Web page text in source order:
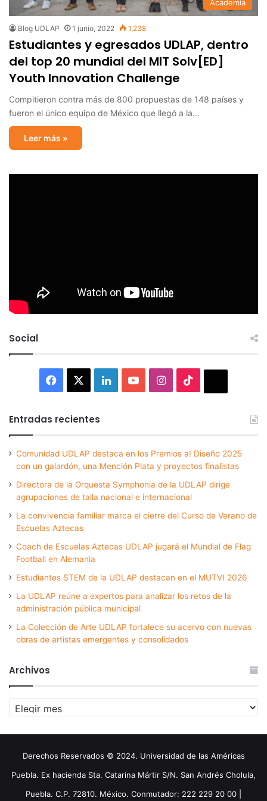
Academia
Blog UDLAP 1 junio, 2022 1,238
Estudiantes y egresados UDLAP, dentro
del top 20 mundial del MIT Solv[ED]
Youth Innovation Challenge
Compitieron contra más de 800 propuestas de 148 países y
fueron el único equipo de México que llegó a la…
Leer más »
Social
Facebook LinkedInYouTubeInstagram
Entradas recientes
Comunidad UDLAP destaca en los Premios a! Diseño 2025
con un galardón, una Mención Plata y proyectos finalistas
Directora de la Orquesta Symphonia de la UDLAP dirige
agrupaciones de talla nacional e internacional
La convivencia familiar marca el cierre del Curso de Verano de
Escuelas Aztecas
Coach de Escuelas Aztecas UDLAP jugará el Mundial de Flag
Football en Alemania
Estudiantes STEM de la UDLAP destacan en el MUTVI 2026
La UDLAP reúne a expertos para analizar los retos de la
administración pública municipal
La Colección de Arte UDLAP fortalece su acervo con nuevas
obras de artistas emergentes y consolidados
Archivos
Archivos
Derechos Reservados © 2024. Universidad de las Américas
Puebla. Ex hacienda Sta. Catarina Mártir S/N. San Andrés Cholula,
Puebla. C.P. 72810. México. Conmutador: 222 229 20 00 |